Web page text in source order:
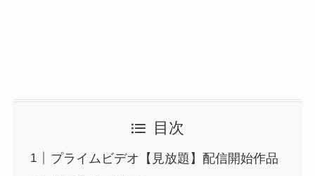
目次
プライムビデオ【見放題】配信開始作品